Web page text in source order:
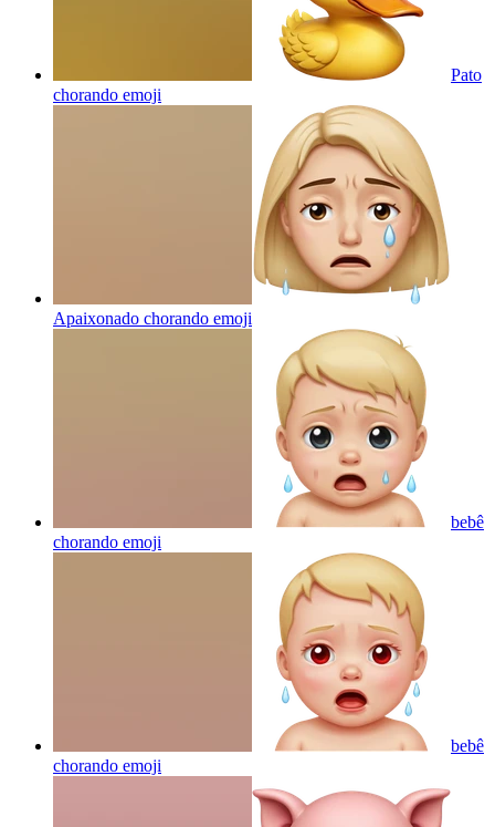
Pato
chorando emoji
Apaixonado chorando emoji
bebê
chorando emoji
bebê
chorando emoji